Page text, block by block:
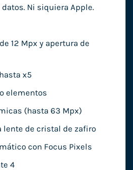
Ni siquiera Apple.
12 Mpx y apertura de
x5
elementos
(hasta 63 Mpx)
lente de cristal de zafiro
con Focus Pixels
4